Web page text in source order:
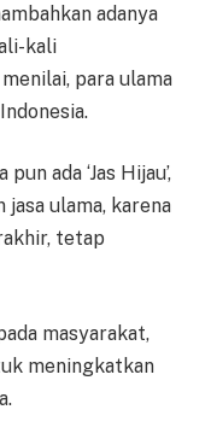
adanya
kali
para ulama
ada ‘Jas Hijau’,
ulama, karena
tetap
masyarakat,
meningkatkan